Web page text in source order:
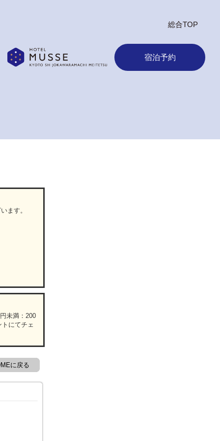
宿泊予約
総合TOP
ます。
未満：200
にてチェ
に戻る